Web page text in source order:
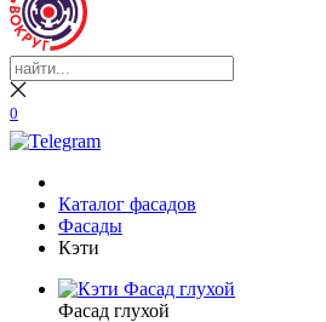
0
Каталог фасадов
Фасады
Кэти
Фасад глухой